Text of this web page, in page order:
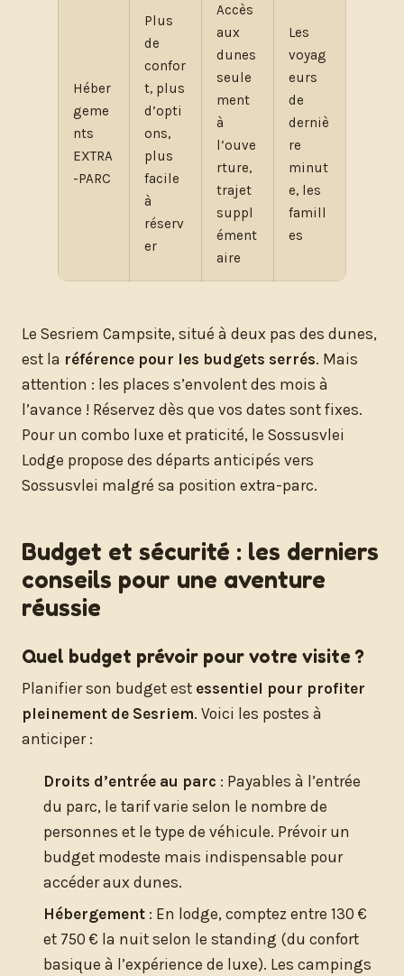
Héber
geme
nts
EXTRA
-PARC
Plus
de
confor
t, plus
d’opti
ons,
plus
facile
à
réserv
er
Accès
aux
dunes
seule
ment
à
l’ouve
rture,
trajet
suppl
ément
aire
Les
voyag
eurs
de
derniè
re
minut
e, les
famill
es
Le Sesriem Campsite, situé à deux pas des dunes,
est la référence pour les budgets serrés. Mais
attention : les places s’envolent des mois à
l’avance ! Réservez dès que vos dates sont fixes.
Pour un combo luxe et praticité, le Sossusvlei
Lodge propose des départs anticipés vers
Sossusvlei malgré sa position extra-parc.
Budget et sécurité : les derniers
conseils pour une aventure
réussie
Quel budget prévoir pour votre visite ?
Planifier son budget est essentiel pour profiter
pleinement de Sesriem. Voici les postes à
anticiper :
Droits d’entrée au parc : Payables à l’entrée
du parc, le tarif varie selon le nombre de
personnes et le type de véhicule. Prévoir un
budget modeste mais indispensable pour
accéder aux dunes.
Hébergement : En lodge, comptez entre 130 €
et 750 € la nuit selon le standing (du confort
basique à l’expérience de luxe). Les campings